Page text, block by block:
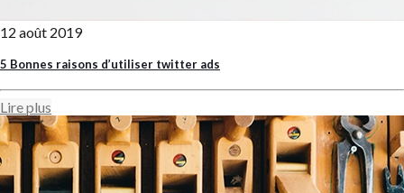
12 août 2019
5 Bonnes raisons d’utiliser twitter ads
Lire plus